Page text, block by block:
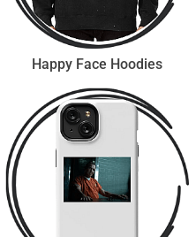
Happy Face Hoodies